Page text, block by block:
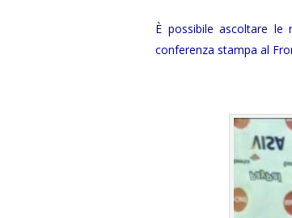
È possibile ascoltare le
conferenza stampa al